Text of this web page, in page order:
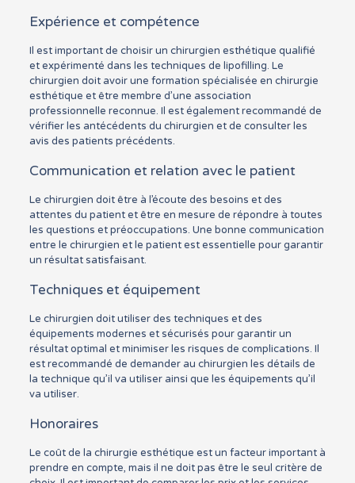
Expérience et compétence
Il est important de choisir un chirurgien esthétique qualifié
et expérimenté dans les techniques de lipofilling. Le
chirurgien doit avoir une formation spécialisée en chirurgie
esthétique et être membre d’une association
professionnelle reconnue. Il est également recommandé de
vérifier les antécédents du chirurgien et de consulter les
avis des patients précédents.
Communication et relation avec le patient
Le chirurgien doit être à l’écoute des besoins et des
attentes du patient et être en mesure de répondre à toutes
les questions et préoccupations. Une bonne communication
entre le chirurgien et le patient est essentielle pour garantir
un résultat satisfaisant.
Techniques et équipement
Le chirurgien doit utiliser des techniques et des
équipements modernes et sécurisés pour garantir un
résultat optimal et minimiser les risques de complications. Il
est recommandé de demander au chirurgien les détails de
la technique qu’il va utiliser ainsi que les équipements qu’il
va utiliser.
Honoraires
Le coût de la chirurgie esthétique est un facteur important à
prendre en compte, mais il ne doit pas être le seul critère de